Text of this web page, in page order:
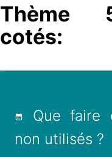
Thème
cotés:
Que faire
non utilisés ?